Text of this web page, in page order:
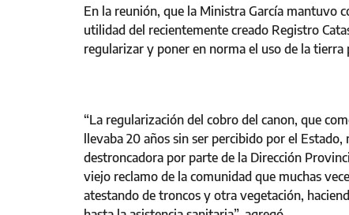
En la reunión, que la Ministra García mantuvo
utilidad del recientemente creado Registro
regularizar y poner en norma el uso de la tierra
“La regularización del cobro del canon, que
llevaba 20 años sin ser percibido por el
destroncadora por parte de la Dirección
viejo reclamo de la comunidad que muchas
atestando de troncos y otra vegetación,